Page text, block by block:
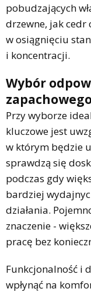
pobudzających
drzewne, jak cedr
w osiągnięciu
i koncentracji.
Wybór
Przy wyborze
kluczowe jest
w którym będzie
sprawdzą się
podczas gdy
bardziej
działania.
znaczenie -
pracę bez
Funkcjonalność i
wpłynąć na